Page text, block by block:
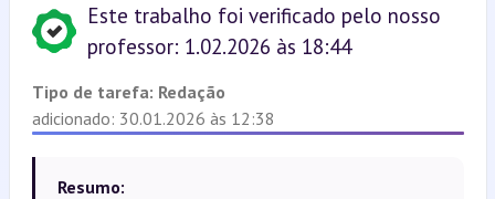
Este trabalho foi verificado pelo nosso
professor: 1.02.2026 às 18:44
Tipo de tarefa: Redação
adicionado: 30.01.2026 às 12:38
Resumo: